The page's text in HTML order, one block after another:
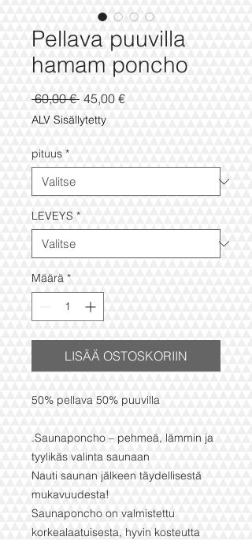
Pellava puuvilla
hamam poncho
60,00 € Normaali
hinta
45,00 €Alehinta
ALV Sisällytetty
pituus *
LEVEYS *
Määrä *
LISÄÄ OSTOSKORIIN
50% pellava 50% puuvilla
.Saunaponcho – pehmeä, lämmin ja
tyylikäs valinta saunaan
Nauti saunan jälkeen täydellisestä
mukavuudesta!
Saunaponcho on valmistettu
korkealaatuisesta, hyvin kosteutta